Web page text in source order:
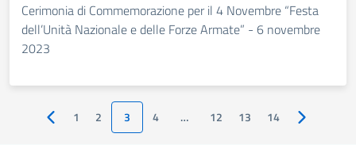
Cerimonia di Commemorazione per il 4 Novembre “Festa
dell’Unità Nazionale e delle Forze Armate” - 6 novembre
2023
Pagina precedente
1 2 3 4 … 12 13 14 Pagina